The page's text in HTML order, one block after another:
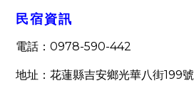
民宿資訊
電話： 0978-590-442
地址：花蓮縣吉安鄉光華八街199號